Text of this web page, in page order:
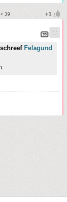
39
schreef Felagund